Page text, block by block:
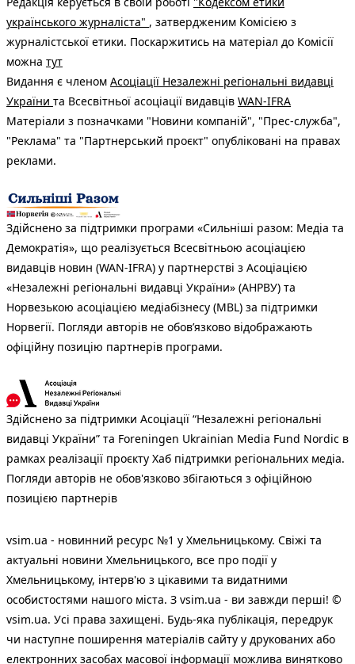
українського журналіста" , затвердженим Комісією з
журналістської етики. Поскаржитись на матеріал до Комісії
можна тут
Видання є членом Асоціації Незалежні регіональні видавці
України та Всесвітньої асоціації видавців WAN-IFRA
Матеріали з позначками "Новини компаній", "Прес-служба",
"Реклама" та "Партнерський проєкт" опубліковані на правах
реклами.
Здійснено за підтримки програми «Сильніші разом: Медіа та
Демократія», що реалізується Всесвітньою асоціацією
видавців новин (WAN-IFRA) у партнерстві з Асоціацією
«Незалежні регіональні видавці України» (АНРВУ) та
Норвезькою асоціацією медіабізнесу (MBL) за підтримки
Норвегії. Погляди авторів не обов’язково відображають
офіційну позицію партнерів програми.
Здійснено за підтримки Асоціації “Незалежні регіональні
видавці України” та Foreningen Ukrainian Media Fund Nordic в
рамках реалізації проєкту Хаб підтримки регіональних медіа.
Погляди авторів не обов'язково збігаються з офіційною
позицією партнерів
vsim.ua - новинний ресурс №1 у Хмельницькому. Свіжі та
актуальні новини Хмельницького, все про події у
Хмельницькому, інтерв'ю з цікавими та видатними
особистостями нашого міста. З vsim.ua - ви завжди перші! ©
vsim.ua. Усі права захищені. Будь-яка публiкацiя, передрук
чи наступне поширення матеріалів сайту у друкованих або
електронних засобах масової інформації можлива винятково